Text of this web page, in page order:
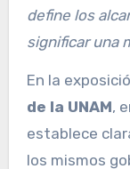
define los
significar una
En la
de la UNAM,
establece
los mismos